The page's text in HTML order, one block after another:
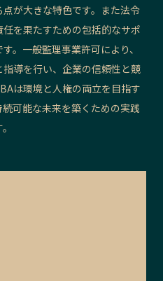
が大きな特色です。また法令
を果たすための包括的なサポ
。一般監理事業許可により、
導を行い、企業の信頼性と競
は環境と人権の両立を目指す
可能な未来を築くための実践